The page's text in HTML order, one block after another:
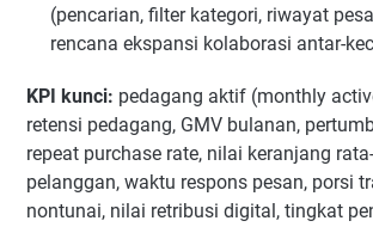
(pencarian, filter kategori, riwayat
rencana ekspansi kolaborasi antar-
KPI kunci: pedagang aktif (monthly
retensi pedagang, GMV bulanan,
repeat purchase rate, nilai keranjang
pelanggan, waktu respons pesan, porsi
nontunai, nilai retribusi digital, tingkat